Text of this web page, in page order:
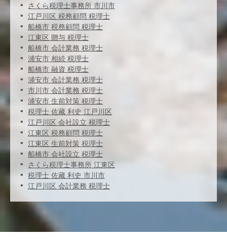
さくら税理士事務所 市川市
江戸川区 税務顧問 税理士
船橋市 税務顧問 税理士
江東区 贈与 税理士
船橋市 会計業務 税理士
浦安市 相続 税理士
船橋市 融資 税理士
浦安市 会計業務 税理士
市川市 会計業務 税理士
浦安市 生前対策 税理士
税理士 佐藏 利史 江戸川区
江戸川区 会社設立 税理士
江東区 税務顧問 税理士
江東区 生前対策 税理士
船橋市 会社設立 税理士
さくら税理士事務所 江東区
税理士 佐藏 利史 市川市
江戸川区 会計業務 税理士